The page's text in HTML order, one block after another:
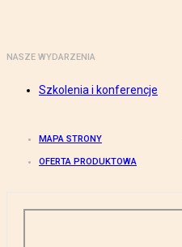
NASZE WYDARZENIA
Szkolenia i konferencje
MAPA STRONY
OFERTA PRODUKTOWA